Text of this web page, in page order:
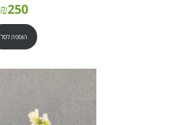
₪250
הוספה לסל